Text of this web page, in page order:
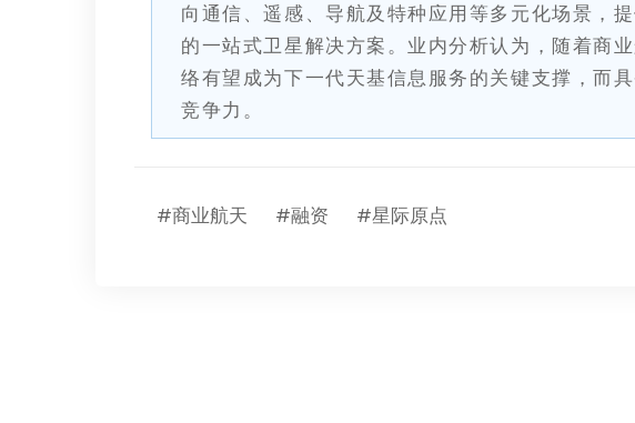
向通信、遥感、导航及特种应用等多元化场景，
的一站式卫星解决方案。业内分析认为，随着商
络有望成为下一代天基信息服务的关键支撑，而
竞争力。
#商业航天 #融资 #星际原点